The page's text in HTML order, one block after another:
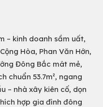
– kinh doanh sầm uất,
Hòa, Phan Văn Hớn,
Đông Bắc mát mẻ,
chuẩn 53.7m², ngang
– nhà xây kiên cố, dọn
hợp gia đình đông